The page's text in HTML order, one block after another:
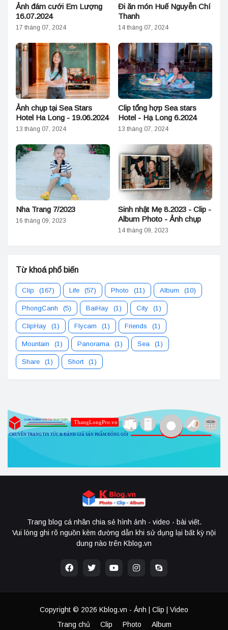
Ảnh đám cưới Em Lượng
16.07.2024
17 tháng 07, 2024
Đi ăn món Huế Nguyễn Chí
Thanh
14 tháng 07, 2024
Ảnh chụp tại Sea Stars
Hotel Ha Long - 19.06.2024
13 tháng 07, 2024
Clip tổng hợp Sea stars
Hotel - Hạ Long 6.2024
13 tháng 07, 2024
Nha Trang 7/2023
16 tháng 09, 2023
Sinh nhật Mẹ 8.2023 - Clip -
Album Photo - Ảnh chụp
14 tháng 09, 2023
Từ khoá phổ biến
Clip (167) Life (57) Photo (11) Album (10)
PhongCanh (5) BaiHay (1) City (1)
ClipHay (1) Flycam (1) Friends (1)
Mountain (1) Panorama (1) Sea (1)
Share (1) Short (1)
Trang blog cá nhân chia sẻ hình ảnh - video - bài viết.
Vui lòng ghi rõ nguồn kèm đường dẫn khi sử dụng lại bất kỳ nội
dung nào trên Kblog.vn
Copyright © 2026 Kblog.vn - Ảnh | Clip | Video
Trang chủ
Clip Photo Album